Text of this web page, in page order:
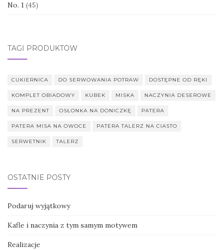
No. 1 (45)
TAGI PRODUKTÓW
CUKIERNICA DO SERWOWANIA POTRAW DOSTĘPNE OD RĘKI
KOMPLET OBIADOWY KUBEK MISKA NACZYNIA DESEROWE
NA PREZENT OSŁONKA NA DONICZKĘ PATERA
PATERA MISA NA OWOCE PATERA TALERZ NA CIASTO
SERWETNIK TALERZ
OSTATNIE POSTY
Podaruj wyjątkowy
Kafle i naczynia z tym samym motywem
Realizacje